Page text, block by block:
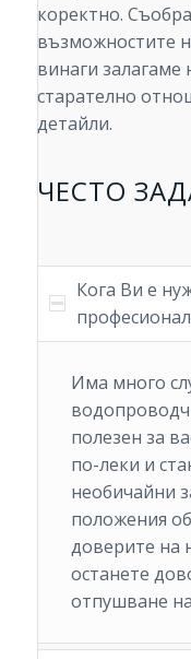
коректно.
възможностите
винаги
старателно
детайли.
ЧЕСТО
Кога Ви е
Има много
полезен за
по-леки и
необичайни
положения
доверите на
останете
отпушване